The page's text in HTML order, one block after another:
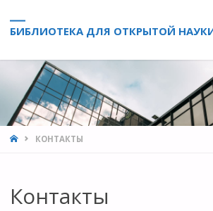
БИБЛИОТЕКА ДЛЯ ОТКРЫТОЙ
HOMEКОНТАКТЫ
Контакты